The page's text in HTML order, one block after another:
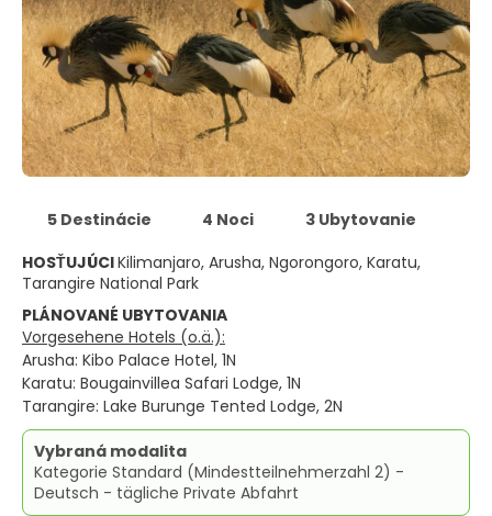
5 Destinácie 4 Noci
3 Ubytovanie
HOSŤUJÚCIKilimanjaro, Arusha, Ngorongoro, Karatu,
Tarangire National Park
PLÁNOVANÉ UBYTOVANIA
Vorgesehene Hotels (o.ä.):
Arusha: Kibo Palace Hotel, 1N
Karatu: Bougainvillea Safari Lodge, 1N
Tarangire: Lake Burunge Tented Lodge, 2N
Vybraná modalita
Kategorie Standard (Mindestteilnehmerzahl 2) -
Deutsch - tägliche Private Abfahrt